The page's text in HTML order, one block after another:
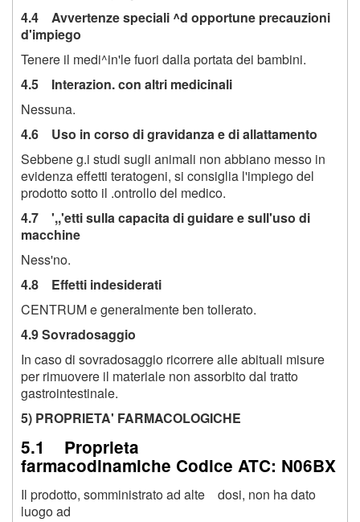
4.4 Avvertenze speciali ^d opportune precauzioni
d'impiego
Tenere il medi^in'le fuori dalla portata dei bambini.
4.5 Interazion. con altri medicinali
Nessuna.
4.6 Uso in corso di gravidanza e di allattamento
Sebbene g.i studi sugli animali non abbiano messo in
evidenza effetti teratogeni, si consiglia l'impiego del
prodotto sotto il .ontrollo del medico.
4.7 ',,'etti sulla capacita di guidare e sull'uso di
macchine
Ness'no.
4.8 Effetti indesiderati
CENTRUM e generalmente ben tollerato.
4.9 Sovradosaggio
In caso di sovradosaggio ricorrere alle abituali misure
per rimuovere il materiale non assorbito dal tratto
gastrointestinale.
5) PROPRIETA' FARMACOLOGICHE
5.1 Proprieta
farmacodinamiche Codice ATC: N06BX
Il prodotto, somministrato ad alte dosi, non ha dato
luogo ad